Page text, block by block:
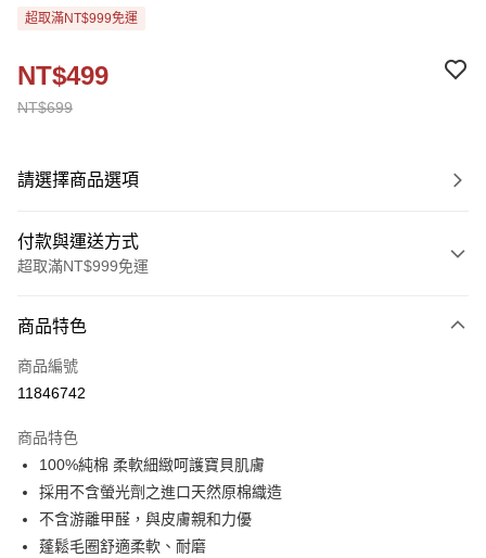
超取滿NT$999免運
NT$699
NT$499
請選擇商品選項
付款與運送方式
超取滿NT$999免運
信用卡一次付款
超商取貨付款
ATM付款
運送方式
全家取貨付款
商品特色
商品編號
11846742
商品特色
100%純棉 柔軟細緻呵護寶貝肌膚
採用不含螢光劑之進口天然原棉織造
不含游離甲醛，與皮膚親和力優
蓬鬆毛圈舒適柔軟、耐磨